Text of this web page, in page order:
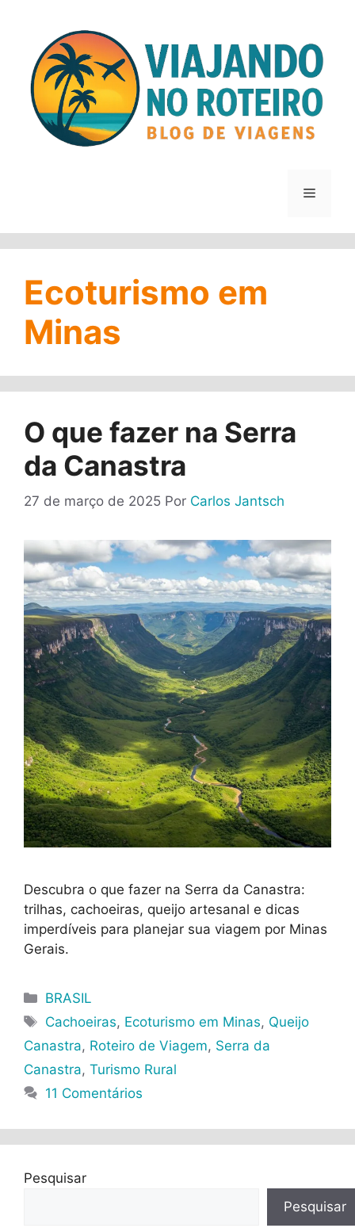
conteúdo
Menu
Ecoturismo em
Minas
O que fazer na Serra
da Canastra
27 de março de 2025 Por Carlos Jantsch
Descubra o que fazer na Serra da Canastra:
trilhas, cachoeiras, queijo artesanal e dicas
imperdíveis para planejar sua viagem por Minas
Gerais.
Categorias
BRASIL
Tags
Cachoeiras, Ecoturismo em Minas, Queijo
Canastra, Roteiro de Viagem, Serra da
Canastra, Turismo Rural
11 Comentários
Pesquisar
Pesquisar